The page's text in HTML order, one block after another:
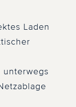
Laden